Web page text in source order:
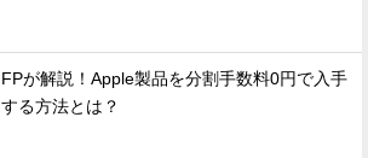
FPが解説！Apple製品を分割手数料0円で入手
する方法とは？